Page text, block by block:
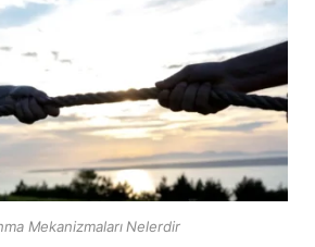
Mekanizmaları Nelerdir